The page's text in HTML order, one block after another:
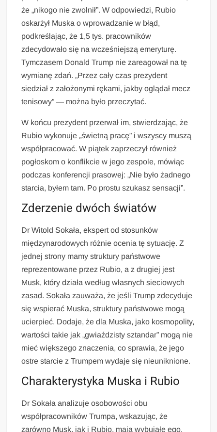
że „nikogo nie zwolnił”. W odpowiedzi, Rubio
oskarżył Muska o wprowadzanie w błąd,
podkreślając, że 1,5 tys. pracowników
zdecydowało się na wcześniejszą emeryturę.
Tymczasem Donald Trump nie zareagował na tę
wymianę zdań. „Przez cały czas prezydent
siedział z założonymi rękami, jakby oglądał mecz
tenisowy” — można było przeczytać.
W końcu prezydent przerwał im, stwierdzając, że
Rubio wykonuje „świetną pracę” i wszyscy muszą
współpracować. W piątek zaprzeczył również
pogłoskom o konflikcie w jego zespole, mówiąc
podczas konferencji prasowej: „Nie było żadnego
starcia, byłem tam. Po prostu szukasz sensacji”.
Zderzenie dwóch światów
Dr Witold Sokała, ekspert od stosunków
międzynarodowych różnie ocenia tę sytuację. Z
jednej strony mamy struktury państwowe
reprezentowane przez Rubio, a z drugiej jest
Musk, który działa według własnych sieciowych
zasad. Sokała zauważa, że jeśli Trump zdecyduje
się wspierać Muska, struktury państwowe mogą
ucierpieć. Dodaje, że dla Muska, jako kosmopolity,
wartości takie jak „gwiaździsty sztandar” mogą nie
mieć większego znaczenia, co sprawia, że jego
ostre starcie z Trumpem wydaje się nieuniknione.
Charakterystyka Muska i Rubio
Dr Sokała analizuje osobowości obu
współpracowników Trumpa, wskazując, że
zarówno Musk, jak i Rubio, mają wybujałe ego.